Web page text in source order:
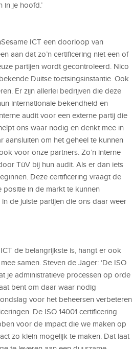
in je hoofd.’
ICT een doorloop van
aan dat zo’n certificering niet een of
partijen wordt gecontroleerd. Nico
Duitse toetsingsinstantie. Ook
Er zijn allerlei bedrijven die deze
internationale bekendheid en
audit voor een externe partij die
ons waar nodig en denkt mee in
aansluiten om het geheel te kunnen
voor onze partners. Zo’n interne
TüV bij hun audit. Als er dan iets
Deze certificering vraagt de
positie in de markt te kunnen
de juiste partijen die ons daar weer
de belangrijkste is, hangt er ook
samen. Steven de Jager: ‘De ISO
je administratieve processen op orde
bent om daar waar nodig
voor het beheersen verbeteren
De ISO 14001 certificering
voor de impact die we maken op
zo klein mogelijk te maken. Dat laat